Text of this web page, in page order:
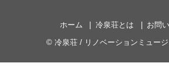
ホーム 冷泉荘とは
お問
© 冷泉荘 / リノベーションミュー